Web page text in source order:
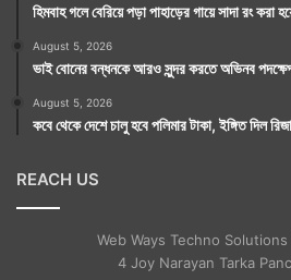
হিমবাহ গলে বেরিয়ে পড়া পাহাড়ের গায়ে সাদা রং করা
August 5, 2026
ভাই বোনের বন্ধনকে আরও সুন্দর করতে অভিনব
August 5, 2026
কবে থেকে দেশে চালু হবে পলিমার টাকা, ইঙ্গিত দিল
REACH US
Web Ways Techno
4 Joy Narayan Tarka